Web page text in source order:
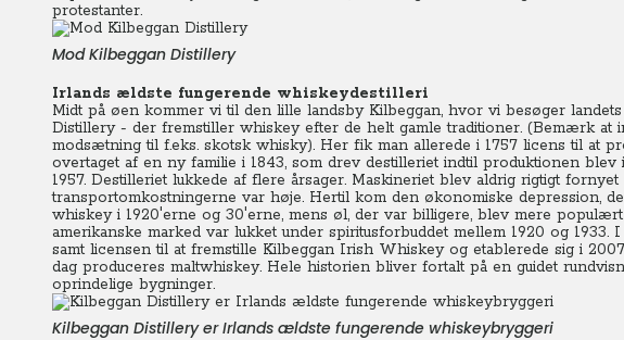
protestanter.
Mod Kilbeggan Distillery
Irlands ældste fungerende whiskeydestilleri
Midt på øen kommer vi til den lille landsby Kilbeggan, hvor vi besøger
Distillery - der fremstiller whiskey efter de helt gamle traditioner. (Bemærk at
modsætning til f.eks. skotsk whisky). Her fik man allerede i 1757 licens til at
overtaget af en ny familie i 1843, som drev destilleriet indtil produktionen
1957. Destilleriet lukkede af flere årsager. Maskineriet blev aldrig rigtigt
transportomkostningerne var høje. Hertil kom den økonomiske depression,
whiskey i 1920'erne og 30'erne, mens øl, der var billigere, blev mere
amerikanske marked var lukket under spiritusforbuddet mellem 1920 og
samt licensen til at fremstille Kilbeggan Irish Whiskey og etablerede sig i
dag produceres maltwhiskey. Hele historien bliver fortalt på en guidet
oprindelige bygninger.
Kilbeggan Distillery er Irlands ældste fungerende whiskeybryggeri